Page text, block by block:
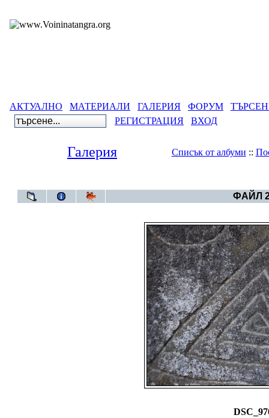
АКТУАЛНО МАТЕРИАЛИ ГАЛЕРИЯ ФОРУМ
РЕГИСТРАЦИЯ
ВХОД
Галерия Списък от албуми ::
ФАЙЛ